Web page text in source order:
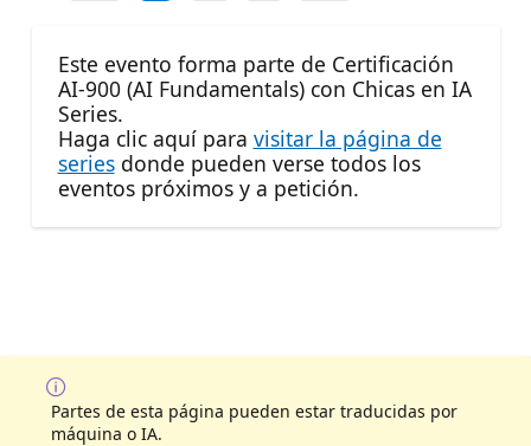
Este evento forma parte de Certificación
AI-900 (AI Fundamentals) con Chicas en IA
Series.
Haga clic aquí para visitar la página de
seriesdonde pueden verse todos los
eventos próximos y a petición.
Partes de esta página pueden estar traducidas por
máquina o IA.